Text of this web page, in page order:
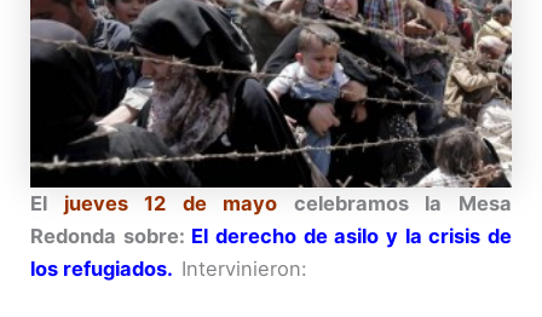
El jueves 12 de mayo celebramos la Mesa
Redonda sobre: El derecho de asilo y la crisis de
los refugiados. Intervinieron: